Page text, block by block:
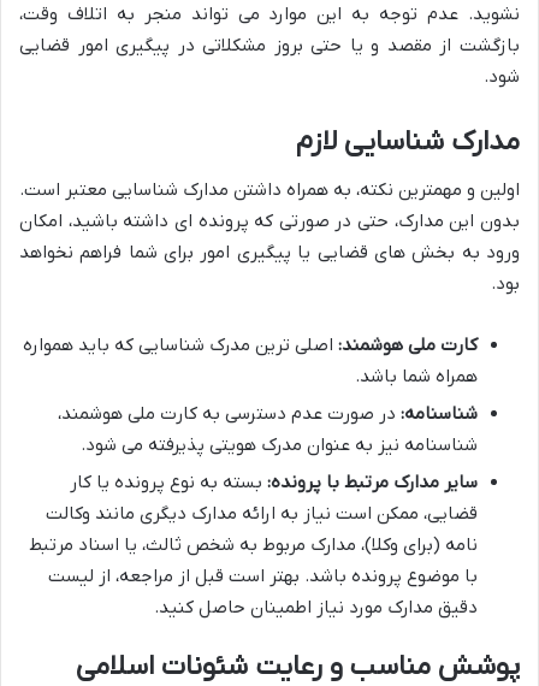
نشوید. عدم توجه به این موارد می تواند منجر به اتلاف وقت،
بازگشت از مقصد و یا حتی بروز مشکلاتی در پیگیری امور قضایی
شود.
مدارک شناسایی لازم
اولین و مهمترین نکته، به همراه داشتن مدارک شناسایی معتبر است.
بدون این مدارک، حتی در صورتی که پرونده ای داشته باشید، امکان
ورود به بخش های قضایی یا پیگیری امور برای شما فراهم نخواهد
بود.
کارت ملی هوشمند: اصلی ترین مدرک شناسایی که باید همواره
همراه شما باشد.
شناسنامه: در صورت عدم دسترسی به کارت ملی هوشمند،
شناسنامه نیز به عنوان مدرک هویتی پذیرفته می شود.
سایر مدارک مرتبط با پرونده: بسته به نوع پرونده یا کار
قضایی، ممکن است نیاز به ارائه مدارک دیگری مانند وکالت
نامه (برای وکلا)، مدارک مربوط به شخص ثالث، یا اسناد مرتبط
با موضوع پرونده باشد. بهتر است قبل از مراجعه، از لیست
دقیق مدارک مورد نیاز اطمینان حاصل کنید.
پوشش مناسب و رعایت شئونات اسلامی